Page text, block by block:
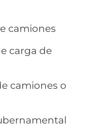
camiones
carga de
camiones o